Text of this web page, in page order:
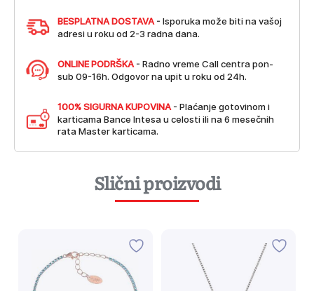
BESPLATNA DOSTAVA - Isporuka može biti na vašoj
adresi u roku od 2-3 radna dana.
ONLINE PODRŠKA - Radno vreme Call centra pon-
sub 09-16h. Odgovor na upit u roku od 24h.
100% SIGURNA KUPOVINA - Plaćanje gotovinom i
karticama Bance Intesa u celosti ili na 6 mesečnih
rata Master karticama.
Slični proizvodi